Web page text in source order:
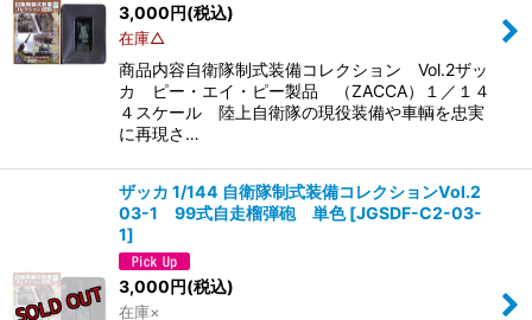
3,000円(税込)
在庫△
商品内容自衛隊制式装備コレクション Vol.2ザッ
カ ピー・エイ・ピー製品 （ZACCA）１／１４
４スケール 陸上自衛隊の現役装備や車輌を忠実
に再現さ…
ザッカ 1/144 自衛隊制式装備コレクションVol.2
03-1 99式自走榴弾砲 単色 [JGSDF-C2-03-
1]
3,000円(税込)
在庫×